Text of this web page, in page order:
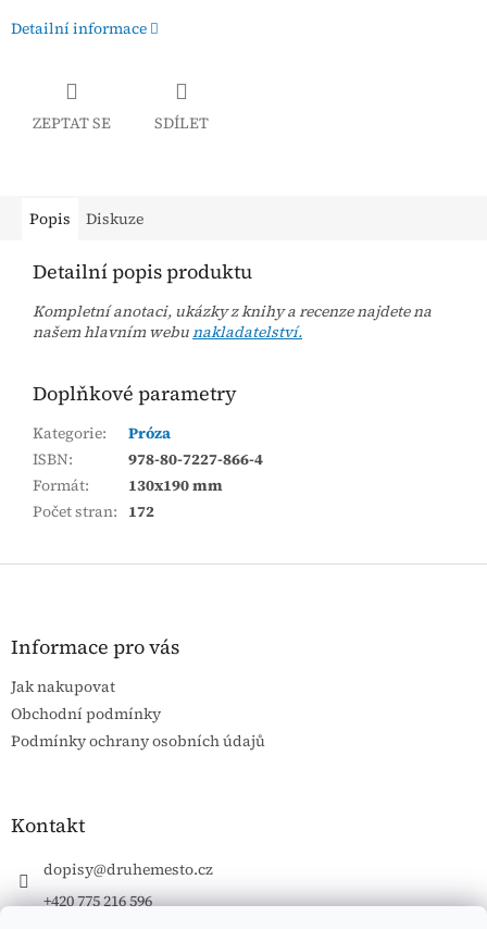
Detailní informace
ZEPTAT SE SDÍLET
Popis Diskuze
Detailní popis produktu
Kompletní anotaci, ukázky z knihy a recenze najdete na
našem hlavním webunakladatelství.
Doplňkové parametry
Kategorie:
Próza
ISBN:
978-80-7227-866-4
Formát:
130x190 mm
Počet stran: 172
Z
Informace pro vás
Jak nakupovat
Obchodní podmínky
Podmínky ochrany osobních údajů
Kontakt
dopisy@druhemesto.cz
+420 775 216 596